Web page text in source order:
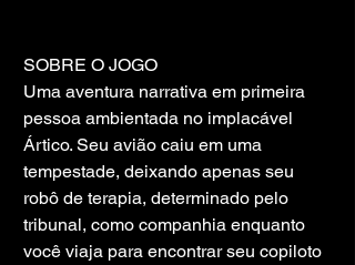
SOBRE O JOGO
Uma aventura narrativa em primeira
pessoa ambientada no implacável
Ártico. Seu avião caiu em uma
tempestade, deixando apenas seu
robô de terapia, determinado pelo
tribunal, como companhia enquanto
você viaja para encontrar seu copiloto